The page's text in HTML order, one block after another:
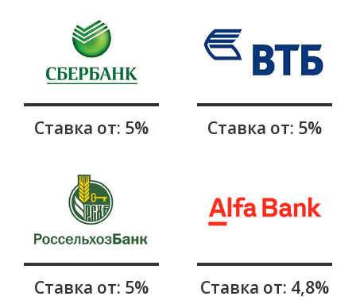
Ставка от: 5% Ставка от: 5%
Ставка от: 5% Ставка от: 4,8%